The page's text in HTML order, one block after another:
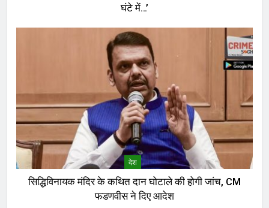
घंटे में…’
देश
सिद्धिविनायक मंदिर के कथित दान घोटाले की होगी जांच, CM
फडणवीस ने दिए आदेश